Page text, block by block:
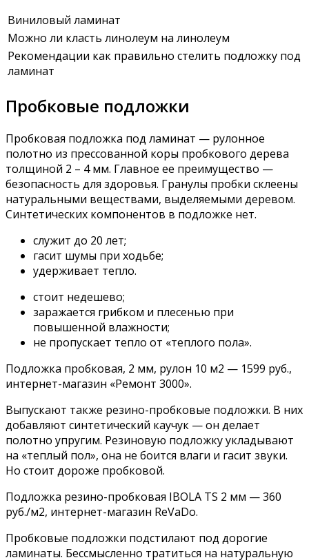
Виниловый ламинат
Можно ли класть линолеум на линолеум
Рекомендации как правильно стелить подложку под
ламинат
Пробковые подложки
Пробковая подложка под ламинат — рулонное
полотно из прессованной коры пробкового дерева
толщиной 2 – 4 мм. Главное ее преимущество —
безопасность для здоровья. Гранулы пробки склеены
натуральными веществами, выделяемыми деревом.
Синтетических компонентов в подложке нет.
служит до 20 лет;
гасит шумы при ходьбе;
удерживает тепло.
стоит недешево;
заражается грибком и плесенью при
повышенной влажности;
не пропускает тепло от «теплого пола».
Подложка пробковая, 2 мм, рулон 10 м2 — 1599 руб.,
интернет-магазин «Ремонт 3000».
Выпускают также резино-пробковые подложки. В них
добавляют синтетический каучук — он делает
полотно упругим. Резиновую подложку укладывают
на «теплый пол», она не боится влаги и гасит звуки.
Но стоит дороже пробковой.
Подложка резино-пробковая IBOLA TS 2 мм — 360
руб./м2, интернет-магазин ReVaDo.
Пробковые подложки подстилают под дорогие
ламинаты. Бессмысленно тратиться на натуральную